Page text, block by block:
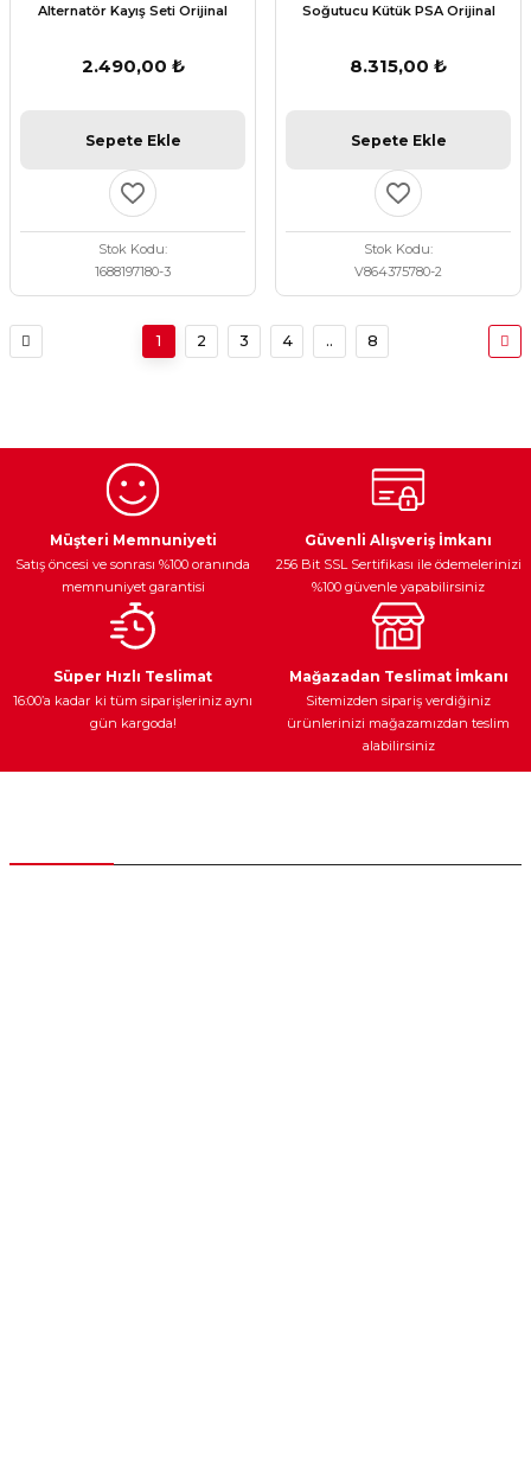
Alternatör Kayış Seti Orijinal
2.490,00 ₺
Sepete Ekle
Stok Kodu
1688197180-3
Soğutucu Kütük PSA Orijinal
8.315,00 ₺
Sepete Ekle
Stok Kodu
V864375780-2
1 2 3 4 .. 8
Egzoz Sistemi
Ateşleme Sistemi Araç Yağları
Müşteri Memnuniyeti
Satış öncesi ve sonrası %100 oranında
memnuniyet garantisi
Güvenli Alışveriş İmkanı
256 Bit SSL Sertifikası ile ödemelerinizi
%100 güvenle yapabilirsiniz
Süper Hızlı Teslimat
16:00’a kadar ki tüm siparişleriniz aynı
gün kargoda!
Mağazadan Teslimat İmkanı
Sitemizden sipariş verdiğiniz
ürünlerinizi mağazamızdan teslim
alabilirsiniz